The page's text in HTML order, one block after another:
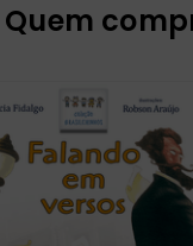
Quem